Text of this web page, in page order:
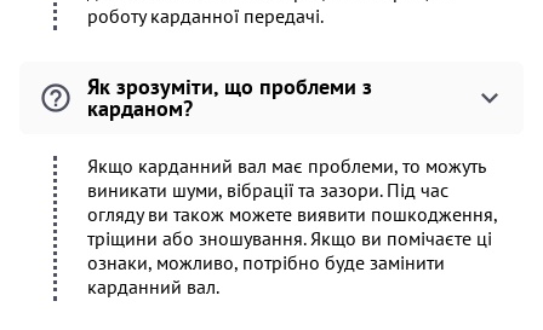
роботу карданної передачі.
Як зрозуміти, що проблеми з
карданом?
Якщо карданний вал має проблеми, то можуть
виникати шуми, вібрації та зазори. Під час
огляду ви також можете виявити пошкодження,
тріщини або зношування. Якщо ви помічаєте ці
ознаки, можливо, потрібно буде замінити
карданний вал.